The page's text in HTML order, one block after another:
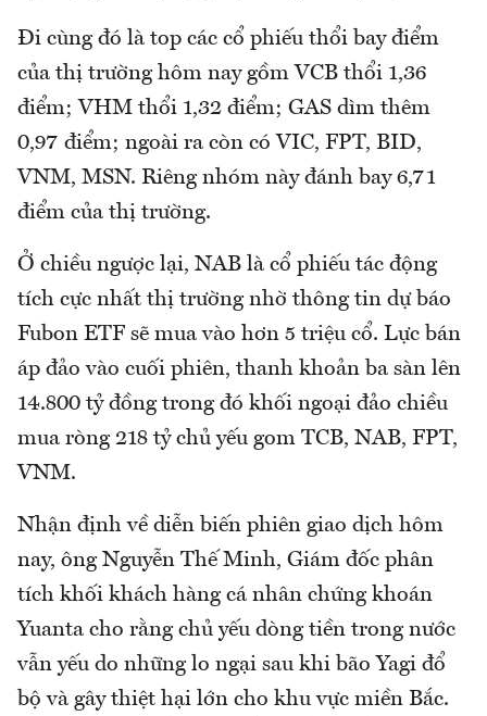
Đi cùng đó là top các cổ phiếu thổi bay điểm
của thị trường hôm nay gồm VCB thổi 1,36
điểm; VHM thổi 1,32 điểm; GAS dìm thêm
0,97 điểm; ngoài ra còn có VIC, FPT, BID,
VNM, MSN. Riêng nhóm này đánh bay 6,71
điểm của thị trường.
Ở chiều ngược lại, NAB là cổ phiếu tác động
tích cực nhất thị trường nhờ thông tin dự báo
Fubon ETF sẽ mua vào hơn 5 triệu cổ. Lực bán
áp đảo vào cuối phiên, thanh khoản ba sàn lên
14.800 tỷ đồng trong đó khối ngoại đảo chiều
mua ròng 218 tỷ chủ yếu gom TCB, NAB, FPT,
VNM.
Nhận định về diễn biến phiên giao dịch hôm
nay, ông Nguyễn Thế Minh, Giám đốc phân
tích khối khách hàng cá nhân chứng khoán
Yuanta cho rằng chủ yếu dòng tiền trong nước
vẫn yếu do những lo ngại sau khi bão Yagi đổ
bộ và gây thiệt hại lớn cho khu vực miền Bắc.